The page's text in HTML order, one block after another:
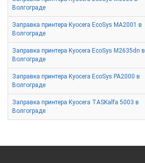
Волгограде
Заправка принтера Kyocera EcoSys MA2001 в
Волгограде
Заправка принтера Kyocera EcoSys M2635dn в
Волгограде
Заправка принтера Kyocera EcoSys PA2000 в
Волгограде
Заправка принтера Kyocera TASKalfa 5003 в
Волгограде